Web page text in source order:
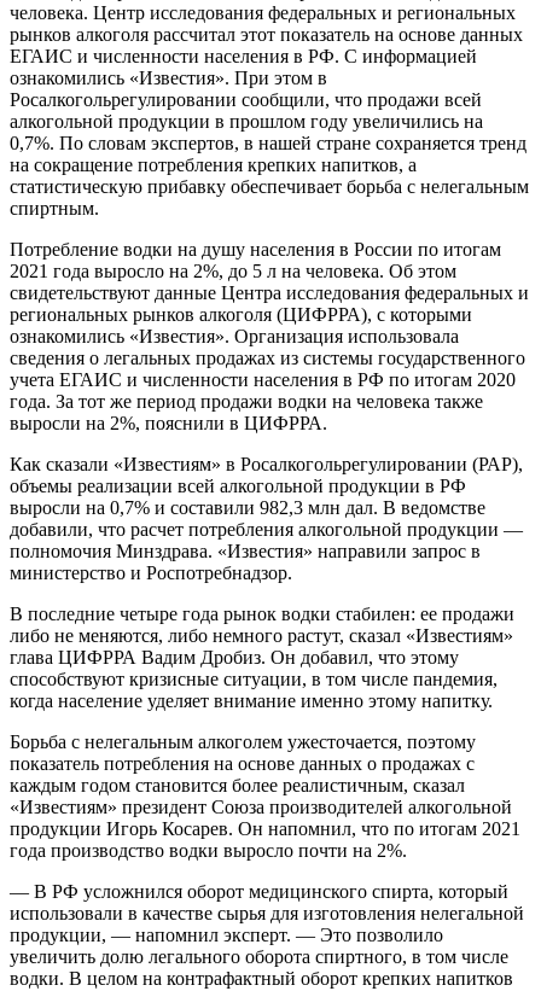
человека. Центр исследования федеральных и региональных
рынков алкоголя рассчитал этот показатель на основе данных
ЕГАИС и численности населения в РФ. С информацией
ознакомились «Известия». При этом в
Росалкогольрегулировании сообщили, что продажи всей
алкогольной продукции в прошлом году увеличились на
0,7%. По словам экспертов, в нашей стране сохраняется тренд
на сокращение потребления крепких напитков, а
статистическую прибавку обеспечивает борьба с нелегальным
спиртным.
Потребление водки на душу населения в России по итогам
2021 года выросло на 2%, до 5 л на человека. Об этом
свидетельствуют данные Центра исследования федеральных и
региональных рынков алкоголя (ЦИФРРА), с которыми
ознакомились «Известия». Организация использовала
сведения о легальных продажах из системы государственного
учета ЕГАИС и численности населения в РФ по итогам 2020
года. За тот же период продажи водки на человека также
выросли на 2%, пояснили в ЦИФРРА.
Как сказали «Известиям» в Росалкогольрегулировании (РАР),
объемы реализации всей алкогольной продукции в РФ
выросли на 0,7% и составили 982,3 млн дал. В ведомстве
добавили, что расчет потребления алкогольной продукции —
полномочия Минздрава. «Известия» направили запрос в
министерство и Роспотребнадзор.
В последние четыре года рынок водки стабилен: ее продажи
либо не меняются, либо немного растут, сказал «Известиям»
глава ЦИФРРА Вадим Дробиз. Он добавил, что этому
способствуют кризисные ситуации, в том числе пандемия,
когда население уделяет внимание именно этому напитку.
Борьба с нелегальным алкоголем ужесточается, поэтому
показатель потребления на основе данных о продажах с
каждым годом становится более реалистичным, сказал
«Известиям» президент Союза производителей алкогольной
продукции Игорь Косарев. Он напомнил, что по итогам 2021
года производство водки выросло почти на 2%.
— В РФ усложнился оборот медицинского спирта, который
использовали в качестве сырья для изготовления нелегальной
продукции, — напомнил эксперт. — Это позволило
увеличить долю легального оборота спиртного, в том числе
водки. В целом на контрафактный оборот крепких напитков